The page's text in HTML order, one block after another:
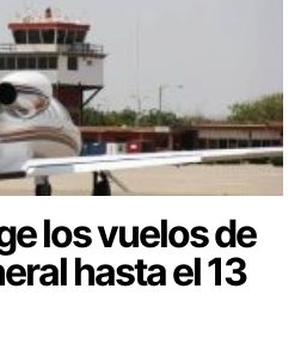
los vuelos de
hasta el 13